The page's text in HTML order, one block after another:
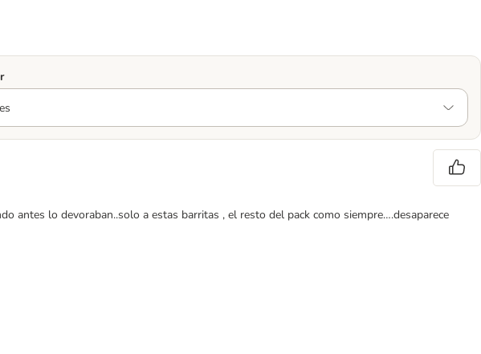
antes lo devoraban..solo a estas barritas , el resto del pack como siempre….desaparece